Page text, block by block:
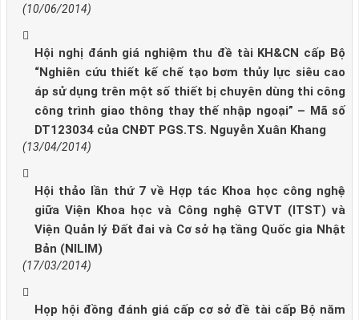
(10/06/2014)
Hội nghị đánh giá nghiệm thu đề tài KH&CN cấp Bộ
“Nghiên cứu thiết kế chế tạo bơm thủy lực siêu cao
áp sử dụng trên một số thiết bị chuyên dùng thi công
công trình giao thông thay thế nhập ngoại” – Mã số
DT123034 của CNĐT PGS.TS. Nguyễn Xuân Khang
(13/04/2014)
Hội thảo lần thứ 7 về Hợp tác Khoa học công nghệ
giữa Viện Khoa học và Công nghệ GTVT (ITST) và
Viện Quản lý Đất đai và Cơ sở hạ tầng Quốc gia Nhật
Bản (NILIM)
(17/03/2014)
Họp hội đồng đánh giá cấp cơ sở đề tài cấp Bộ năm